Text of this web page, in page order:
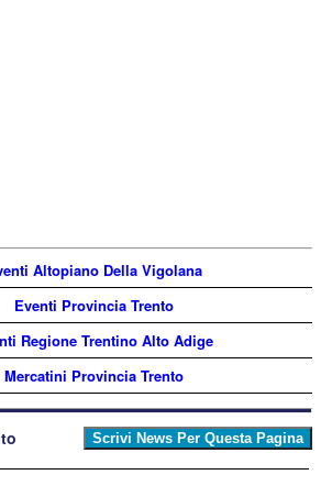
Altopiano Della Vigolana
Eventi Provincia Trento
Regione Trentino Alto Adige
Mercatini Provincia Trento